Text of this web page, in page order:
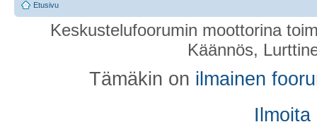
Etusivu
Keskustelufoorumin moottorina
Käännös,
Tämäkin on ilmainen